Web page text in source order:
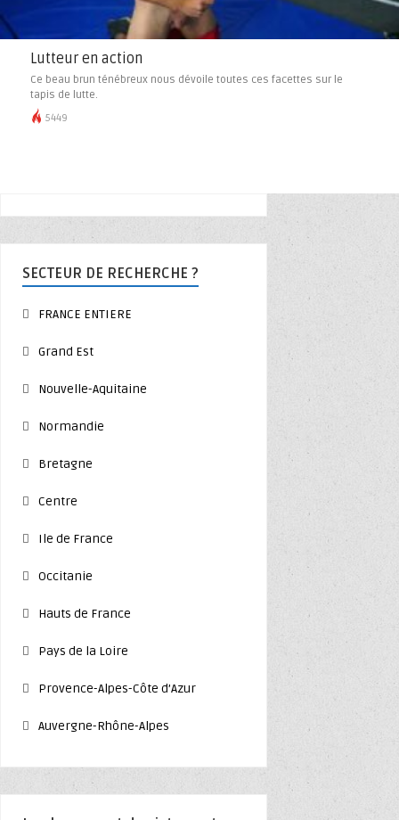
Lutteur en action
Ce beau brun ténébreux nous dévoile toutes ces facettes sur le
tapis de lutte.
5449
SECTEUR DE RECHERCHE ?
FRANCE ENTIERE
Grand Est
Nouvelle-Aquitaine
Normandie
Bretagne
Centre
Ile de France
Occitanie
Hauts de France
Pays de la Loire
Provence-Alpes-Côte d’Azur
Auvergne-Rhône-Alpes